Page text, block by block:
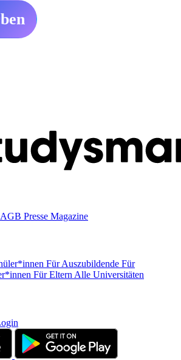
AGB Presse Magazine
Für Auszubildende Für
Für Eltern Alle Universitäten